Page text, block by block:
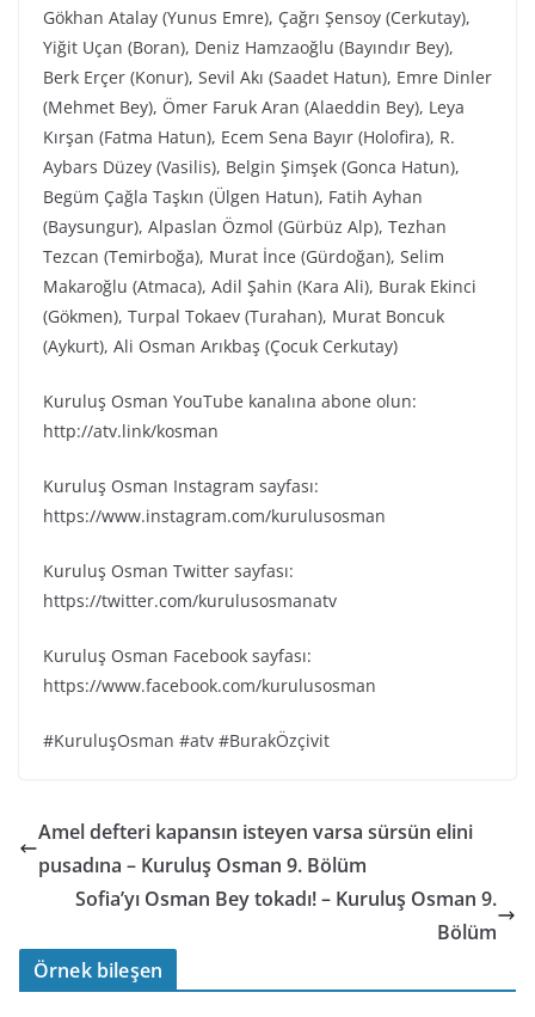
Gökhan Atalay (Yunus Emre), Çağrı Şensoy (Cerkutay),
Yiğit Uçan (Boran), Deniz Hamzaoğlu (Bayındır Bey),
Berk Erçer (Konur), Sevil Akı (Saadet Hatun), Emre Dinler
(Mehmet Bey), Ömer Faruk Aran (Alaeddin Bey), Leya
Kırşan (Fatma Hatun), Ecem Sena Bayır (Holofira), R.
Aybars Düzey (Vasilis), Belgin Şimşek (Gonca Hatun),
Begüm Çağla Taşkın (Ülgen Hatun), Fatih Ayhan
(Baysungur), Alpaslan Özmol (Gürbüz Alp), Tezhan
Tezcan (Temirboğa), Murat İnce (Gürdoğan), Selim
Makaroğlu (Atmaca), Adil Şahin (Kara Ali), Burak Ekinci
(Gökmen), Turpal Tokaev (Turahan), Murat Boncuk
(Aykurt), Ali Osman Arıkbaş (Çocuk Cerkutay)
Kuruluş Osman YouTube kanalına abone olun:
http://atv.link/kosman
Kuruluş Osman Instagram sayfası:
https://www.instagram.com/kurulusosman
Kuruluş Osman Twitter sayfası:
https://twitter.com/kurulusosmanatv
Kuruluş Osman Facebook sayfası:
https://www.facebook.com/kurulusosman
#KuruluşOsman #atv #BurakÖzçivit
Amel defteri kapansın isteyen varsa sürsün elini
pusadına – Kuruluş Osman 9. Bölüm
Sofia’yı Osman Bey tokadı! – Kuruluş Osman 9.
Bölüm
Örnek bileşen